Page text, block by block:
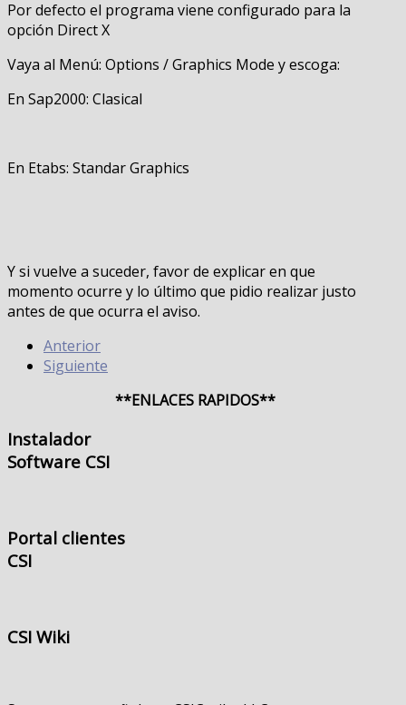
Por defecto el programa viene configurado para la
opción Direct X
Vaya al Menú: Options / Graphics Mode y escoga:
En Sap2000: Clasical
En Etabs: Standar Graphics
Y si vuelve a suceder, favor de explicar en que
momento ocurre y lo último que pidio realizar justo
antes de que ocurra el aviso.
Anterior
Siguiente
**ENLACES RAPIDOS**
Instalador
Software CSI
Portal clientes
CSI
CSI Wiki